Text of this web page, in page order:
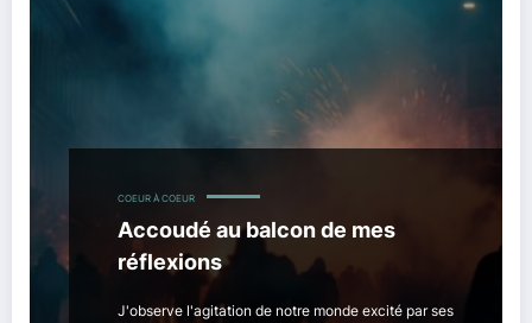
COEUR À COEUR
Accoudé au balcon de mes
réflexions
J'observe l'agitation de notre monde excité par ses